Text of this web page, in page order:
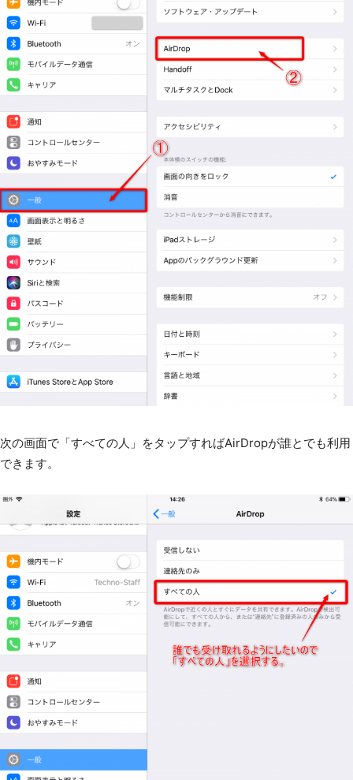
次の画面で「すべての人」をタップすればAirDropが誰とでも利用
できます。